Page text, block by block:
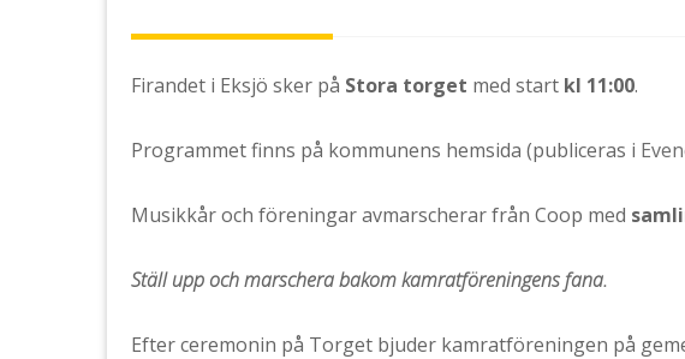
Firandet i Eksjö sker på Stora torget med start kl 11:00.
Programmet finns på kommunens hemsida (publiceras i
Musikkår och föreningar avmarscherar från Coop med
Ställ upp och marschera bakom kamratföreningens fana.
Efter ceremonin på Torget bjuder kamratföreningen på